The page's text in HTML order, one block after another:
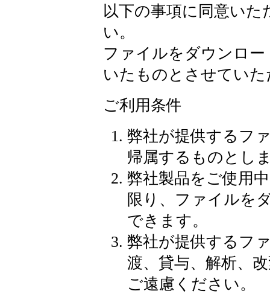
以下の事項に同意い
い。
ファイルをダウンロ
いたものとさせてい
ご利用条件
弊社が提供するフ
帰属するものとし
弊社製品をご使用
限り、ファイルを
できます。
弊社が提供するフ
渡、貸与、解析、
ご遠慮ください。